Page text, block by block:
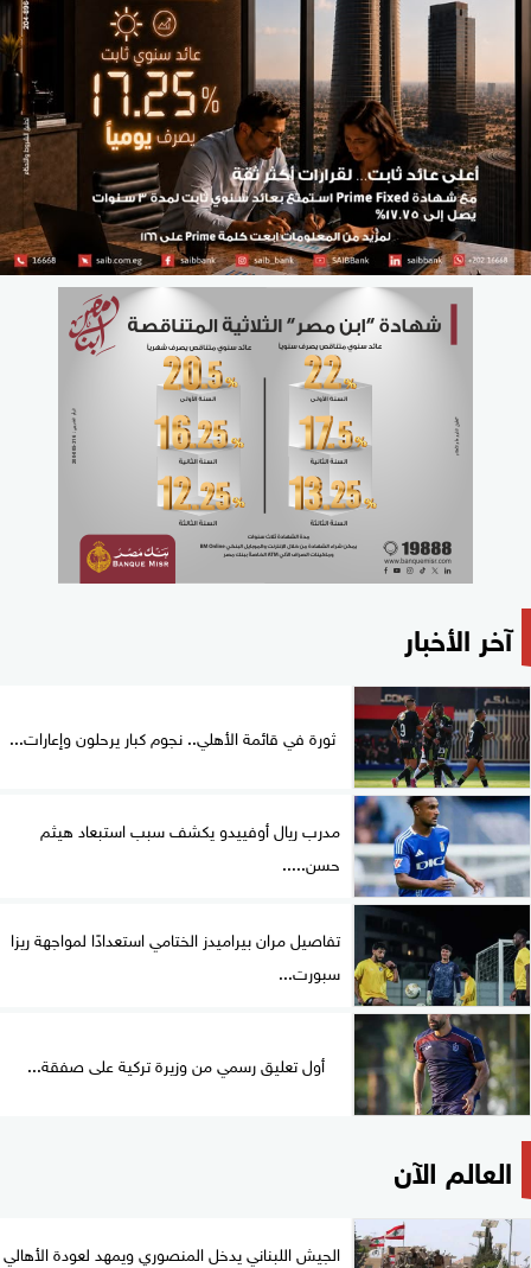
آخر الأخبار
ثورة في قائمة الأهلي.. نجوم كبار يرحلون وإعارات...
مدرب ريال أوفييدو يكشف سبب استبعاد هيثم
حسن.....
تفاصيل مران بيراميدز الختامي استعدادًا لمواجهة ريزا
سبورت...
أول تعليق رسمي من وزيرة تركية على صفقة...
العالم الآن
الجيش اللبناني يدخل المنصوري ويمهد لعودة الأهالي